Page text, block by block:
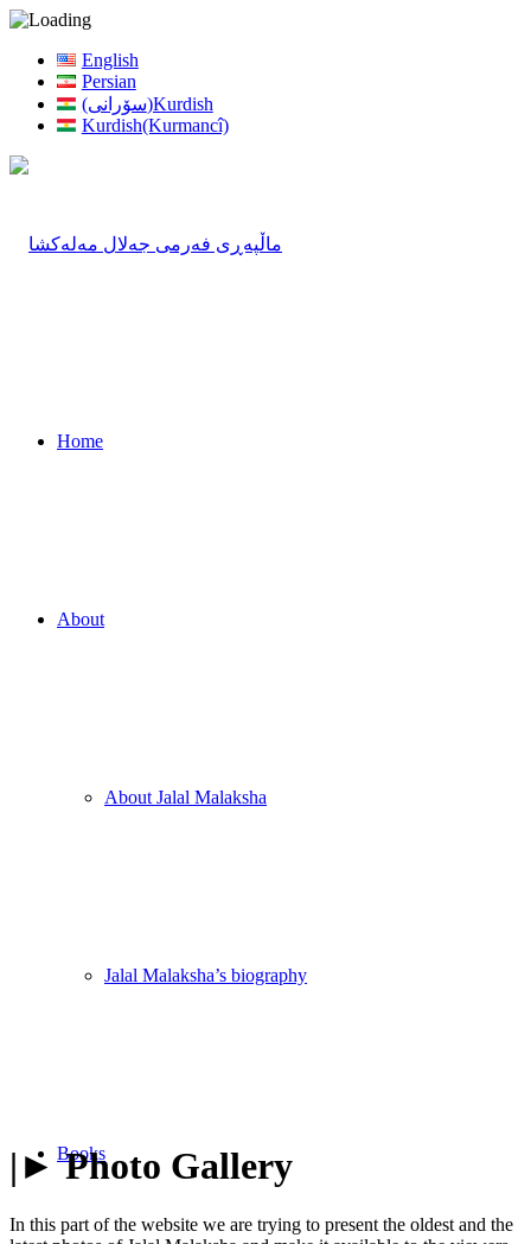
English
Persian
(سۆرانی)Kurdish
Kurdish(Kurmancî)
Home
About
About Jalal Malaksha
Jalal Malaksha’s biography
Books
|► Photo Gallery
In this part of the website we are trying to present the oldest and the